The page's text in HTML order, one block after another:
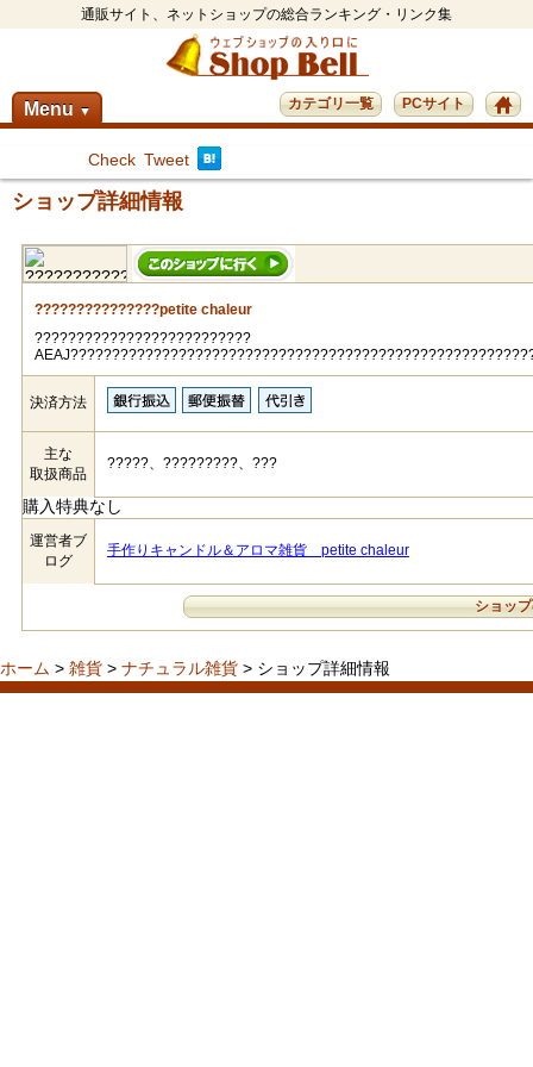
通販サイト、ネットショップの総合ランキング・リンク集
Menu ▼ PCサイト
カテゴリ一覧
Check Tweet
ショップ詳細情報
???????????????petite chaleur
??????????????????????????
決済方法
主な
取扱商品
?????、?????????、???
購入特典なし
運営者ブ
ログ
手作りキャンドル＆アロマ雑貨 petite chaleur
ショッ
ホーム > 雑貨 > ナチュラル雑貨 > ショップ詳細情報